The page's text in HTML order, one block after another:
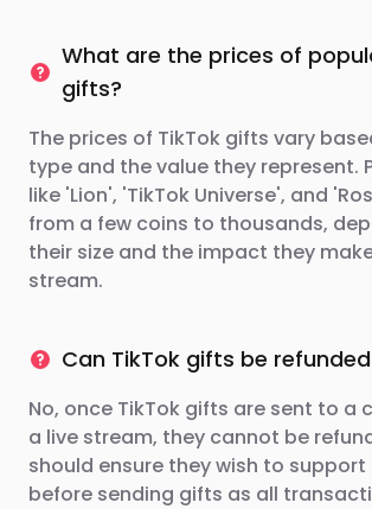
What are the prices of
gifts?
The prices of TikTok gifts vary
type and the value they represent.
like 'Lion', 'TikTok Universe', and
from a few coins to thousands,
their size and the impact they
stream.
Can TikTok gifts be
No, once TikTok gifts are sent to a
a live stream, they cannot be
should ensure they wish to
before sending gifts as all